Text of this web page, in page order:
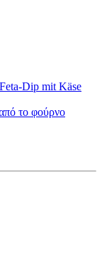
Dip mit Käse
το φούρνο